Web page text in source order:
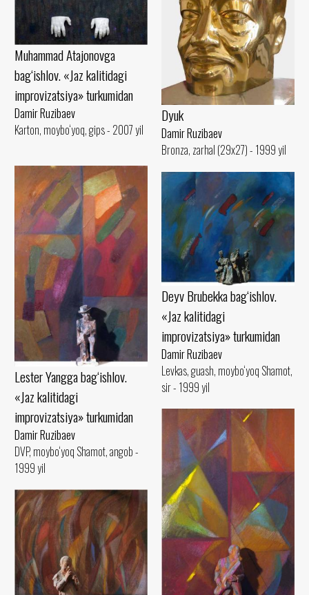
Muhammad Atajonovga
bag‘ishlov. «Jaz kalitidagi
improvizatsiya» turkumidan
Damir Ruzibaev
Karton, moybo‘yoq, gips - 2007 yil
Dyuk
Damir Ruzibaev
Bronza, zarhal (29x27) - 1999 yil
Lester Yangga bag‘ishlov.
«Jaz kalitidagi
improvizatsiya» turkumidan
Damir Ruzibaev
DVP, moybo‘yoq Shamot, angob -
1999 yil
Deyv Brubekka bag‘ishlov.
«Jaz kalitidagi
improvizatsiya» turkumidan
Damir Ruzibaev
Levkas, guash, moybo‘yoq Shamot,
sir - 1999 yil